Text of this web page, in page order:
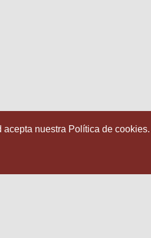
nuestra Política de cookies.